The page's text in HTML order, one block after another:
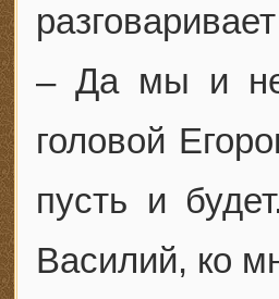
– Да мы и не
головой
пусть и
Василий, ко